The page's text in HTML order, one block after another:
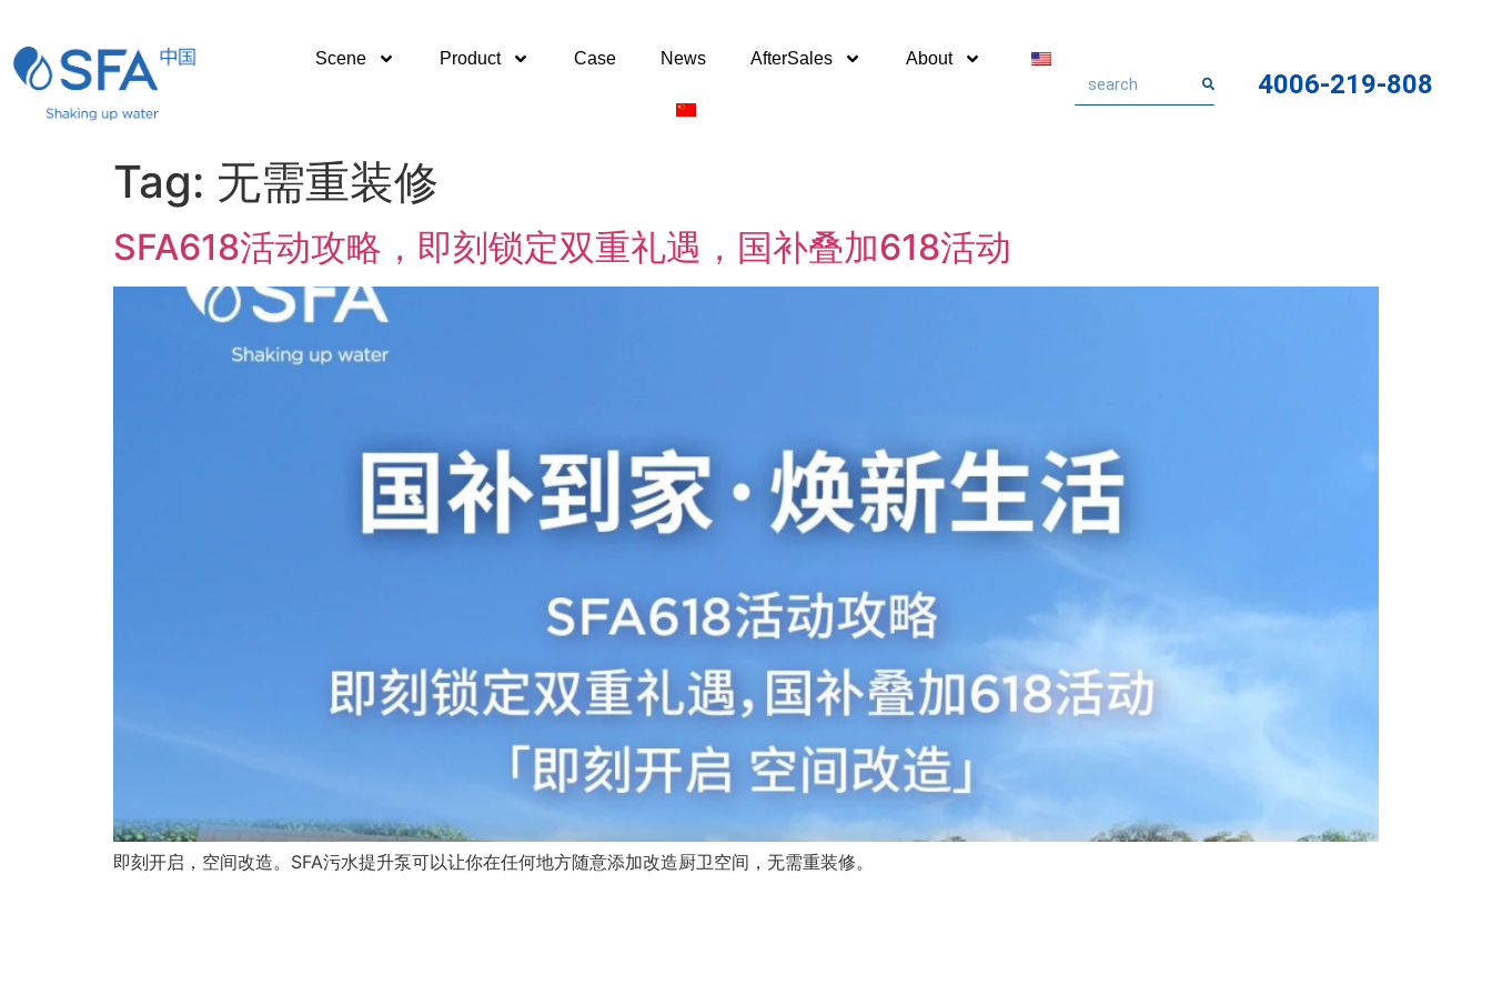
Scene Product Case News AfterSales About
4006-219-808
Tag: 无需重装修
SFA618活动攻略，即刻锁定双重礼遇，国补叠加618活动
即刻开启，空间改造。SFA污水提升泵可以让你在任何地方随意添加改造厨卫空间，无需重装修。